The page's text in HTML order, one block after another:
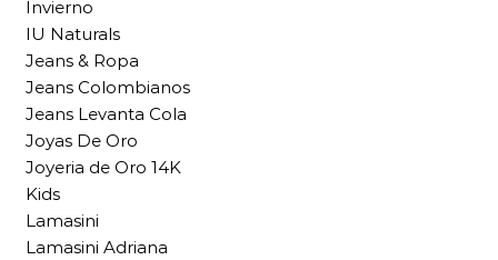
Invierno
IU Naturals
Jeans & Ropa
Jeans Colombianos
Jeans Levanta Cola
Joyas De Oro
Joyeria de Oro 14K
Kids
Lamasini
Lamasini Adriana